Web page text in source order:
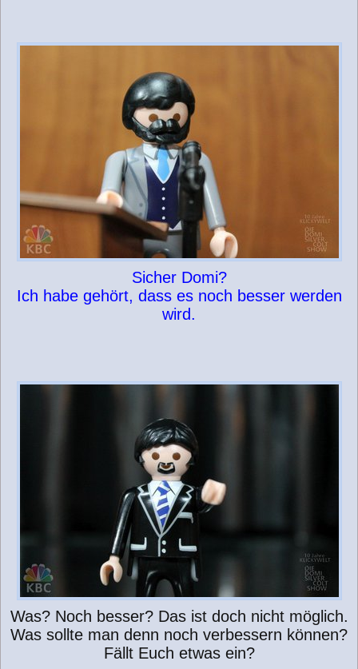
Sicher Domi?
Ich habe gehört, dass es noch besser werden
wird.
Was? Noch besser? Das ist doch nicht möglich.
Was sollte man denn noch verbessern können?
Fällt Euch etwas ein?